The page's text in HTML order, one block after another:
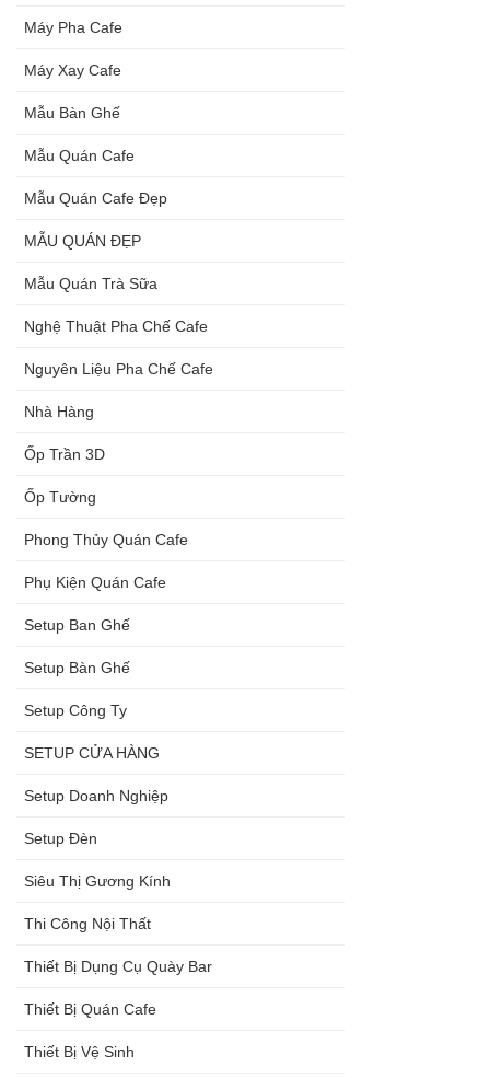
Máy Pha Cafe
Máy Xay Cafe
Mẫu Bàn Ghế
Mẫu Quán Cafe
Mẫu Quán Cafe Đẹp
MẪU QUÁN ĐẸP
Mẫu Quán Trà Sữa
Nghệ Thuật Pha Chế Cafe
Nguyên Liệu Pha Chế Cafe
Nhà Hàng
Ốp Trần 3D
Ốp Tường
Phong Thủy Quán Cafe
Phụ Kiện Quán Cafe
Setup Ban Ghế
Setup Bàn Ghế
Setup Công Ty
SETUP CỬA HÀNG
Setup Doanh Nghiệp
Setup Đèn
Siêu Thị Gương Kính
Thi Công Nội Thất
Thiết Bị Dụng Cụ Quày Bar
Thiết Bị Quán Cafe
Thiết Bị Vệ Sinh